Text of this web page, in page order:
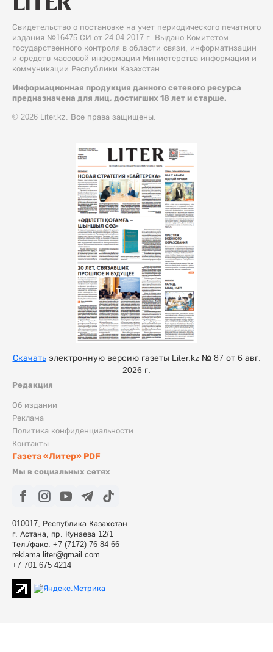
Свидетельство о постановке на учет периодического печатного
издания №16475-СИ от 24.04.2017 г. Выдано Комитетом
государственного контроля в области связи, информатизации
и средств массовой информации Министерства информации и
коммуникации Республики Казахстан.
Информационная продукция данного сетевого ресурса
предназначена для лиц, достигших 18 лет и старше.
© 2026 Liter.kz. Все права защищены.
Редакция
Об издании
Реклама
Политика конфиденциальности
Контакты
Газета «Литер» PDF
Мы в социальных сетях
010017, Республика Казахстан
г. Астана, пр. Кунаева 12/1
Тел./факс: +7 (7172) 76 84 66
reklama.liter@gmail.com
+7 701 675 4214
Скачатьэлектронную версию газеты Liter.kz № 87 от 6 авг.
2026 г.